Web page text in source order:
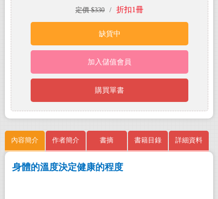
定價 $330 / 折扣1冊
缺貨中
加入儲值會員
購買單書
內容簡介 作者簡介 書摘 書籍目錄 詳細資料
身體的溫度決定健康的程度